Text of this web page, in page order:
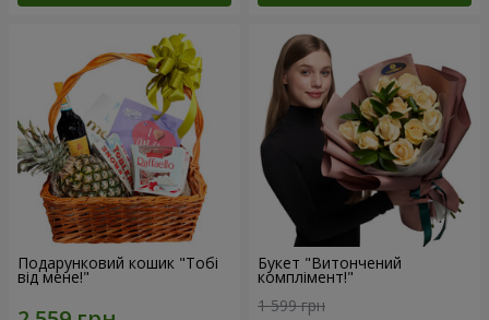
Подарунковий кошик "Тобі
від мене!"
Букет "Витончений
комплімент!"
1 599 грн